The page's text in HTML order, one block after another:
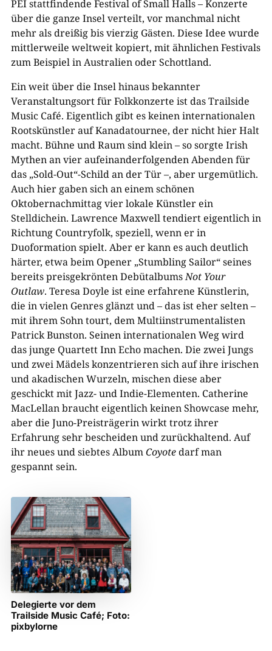
PEI stattfindende Festival of Small Halls – Konzerte
über die ganze Insel verteilt, vor manchmal nicht
mehr als dreißig bis vierzig Gästen. Diese Idee wurde
mittlerweile weltweit kopiert, mit ähnlichen Festivals
zum Beispiel in Australien oder Schottland.
Ein weit über die Insel hinaus bekannter
Veranstaltungsort für Folkkonzerte ist das Trailside
Music Café. Eigentlich gibt es keinen internationalen
Rootskünstler auf Kanadatournee, der nicht hier Halt
macht. Bühne und Raum sind klein – so sorgte Irish
Mythen an vier aufeinanderfolgenden Abenden für
das „Sold-Out“-Schild an der Tür –, aber urgemütlich.
Auch hier gaben sich an einem schönen
Oktobernachmittag vier lokale Künstler ein
Stelldichein. Lawrence Maxwell tendiert eigentlich in
Richtung Countryfolk, speziell, wenn er in
Duoformation spielt. Aber er kann es auch deutlich
härter, etwa beim Opener „Stumbling Sailor“ seines
bereits preisgekrönten DebütalbumsNot Your
Outlaw. Teresa Doyle ist eine erfahrene Künstlerin,
die in vielen Genres glänzt und – das ist eher selten –
mit ihrem Sohn tourt, dem Multiinstrumentalisten
Patrick Bunston. Seinen internationalen Weg wird
das junge Quartett Inn Echo machen. Die zwei Jungs
und zwei Mädels konzentrieren sich auf ihre irischen
und akadischen Wurzeln, mischen diese aber
geschickt mit Jazz- und Indie-Elementen. Catherine
MacLellan braucht eigentlich keinen Showcase mehr,
aber die Juno-Preisträgerin wirkt trotz ihrer
Erfahrung sehr bescheiden und zurückhaltend. Auf
ihr neues und siebtes AlbumCoyotedarf man
gespannt sein.
Delegierte vor dem
Trailside Music Café; Foto:
pixbylorne